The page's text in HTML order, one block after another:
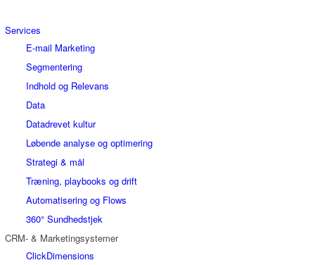
Services
E-mail Marketing
Segmentering
Indhold og Relevans
Data
Datadrevet kultur
Løbende analyse og optimering
Strategi & mål
Træning, playbooks og drift
Automatisering og Flows
360° Sundhedstjek
CRM- & Marketingsystemer
ClickDimensions